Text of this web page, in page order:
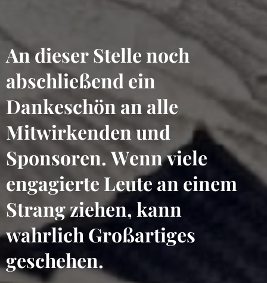
An dieser Stelle noch
abschließend ein
Dankeschön an alle
Mitwirkenden und
Sponsoren. Wenn viele
engagierte Leute an einem
Strang ziehen, kann
wahrlich Großartiges
geschehen.